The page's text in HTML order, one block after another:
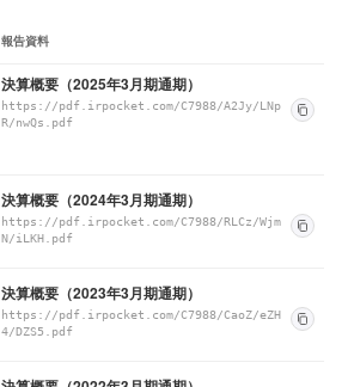
報告資料
決算概要（2025年3月期通期）
https://pdf.irpocket.com/C7988/A2Jy/LNp
R/nwQs.pdf
決算概要（2024年3月期通期）
https://pdf.irpocket.com/C7988/RLCz/Wjm
N/iLKH.pdf
決算概要（2023年3月期通期）
https://pdf.irpocket.com/C7988/CaoZ/eZH
4/DZS5.pdf